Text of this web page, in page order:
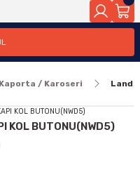
Kaporta / Karoseri Land
KOL BUTONU(NWD5)